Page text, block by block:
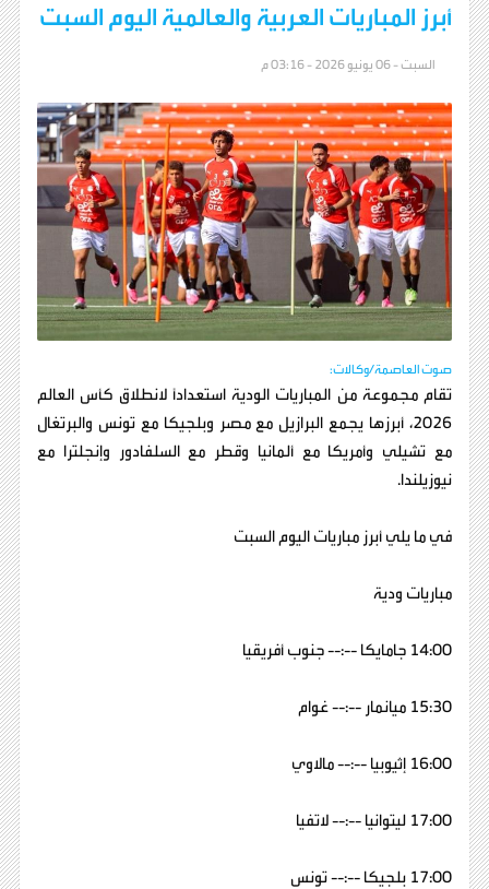
أبرز المباريات العربية والعالمية اليوم السبت
السبت - 06 يونيو 2026 - 03:16 م
صوت العاصمة/وكالات:
تقام مجموعة من المباريات الودية استعداداً لانطلاق كأس العالم
2026، أبرزها يجمع البرازيل مع مصر وبلجيكا مع تونس والبرتغال
مع تشيلي وأمريكا مع ألمانيا وقطر مع السلفادور وإنجلترا مع
نيوزيلندا.
في ما يلي أبرز مباريات اليوم السبت
مباريات ودية
14:00 جامايكا --:-- جنوب أفريقيا
15:30 ميانمار --:-- غوام
16:00 إثيوبيا --:-- مالاوي
17:00 ليتوانيا --:-- لاتفيا
17:00 بلجيكا --:-- تونس